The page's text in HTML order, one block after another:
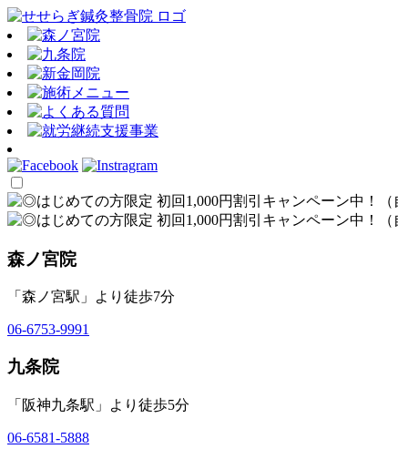
森ノ宮院
「森ノ宮駅」より徒歩7分
06-6753-9991
九条院
「阪神九条駅」より徒歩5分
06-6581-5888